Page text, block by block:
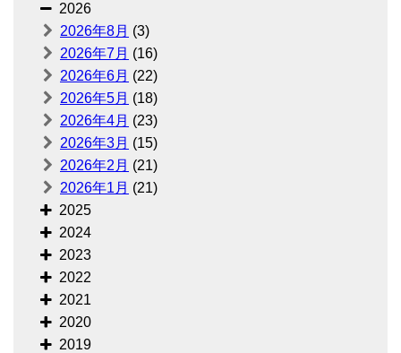
2026
2026年8月 (3)
2026年7月 (16)
2026年6月 (22)
2026年5月 (18)
2026年4月 (23)
2026年3月 (15)
2026年2月 (21)
2026年1月 (21)
2025
2024
2023
2022
2021
2020
2019